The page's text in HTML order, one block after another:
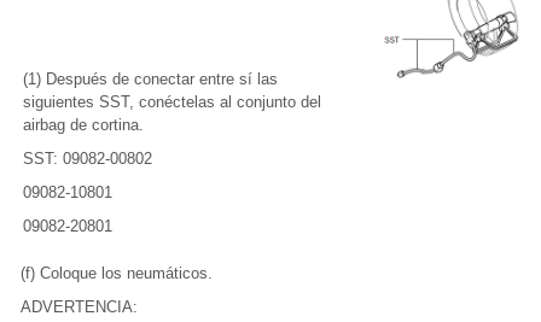
(1) Después de conectar entre sí las
siguientes SST, conéctelas al conjunto del
airbag de cortina.
SST: 09082-00802
09082-10801
09082-20801
(f) Coloque los neumáticos.
ADVERTENCIA: